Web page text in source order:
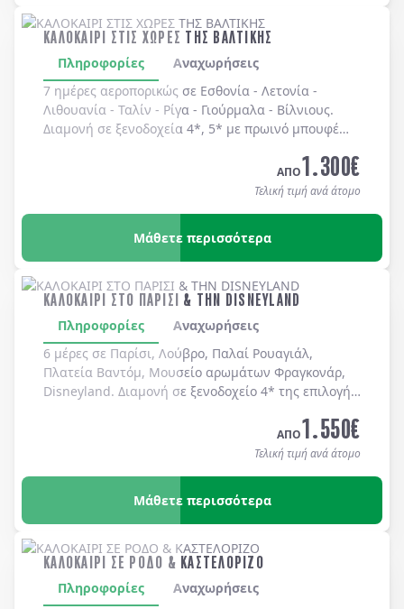
ΚΑΛΟΚΑΙΡΙ ΣΤΙΣ ΧΩΡΕΣ ΤΗΣ ΒΑΛΤΙΚΗΣ
Πληροφορίες
Αναχωρήσεις
7 ημέρες αεροπορικώς σε Εσθονία - Λετονία -
Λιθουανία - Ταλίν - Ρίγα - Γιούρμαλα - Βίλνιους.
Διαμονή σε ξενοδοχεία 4*, 5* με πρωινό μπουφέ
ΑΠΟ1.300€
Τελική τιμή ανά άτομο
Μάθετε περισσότερα
ΚΑΛΟΚΑΙΡΙ ΣΤΟ ΠΑΡΙΣΙ & ΤΗΝ DISNEYLAND
Πληροφορίες
Αναχωρήσεις
6 μέρες σε Παρίσι, Λούβρο, Παλαί Ρουαγιάλ,
Πλατεία Βαντόμ, Μουσείο αρωμάτων Φραγκονάρ,
Disneyland. Διαμονή σε ξενοδοχείo 4* της επιλογής
ΑΠΟ1.550€
Τελική τιμή ανά άτομο
Μάθετε περισσότερα
ΚΑΛΟΚΑΙΡΙ ΣΕ ΡΟΔΟ & ΚΑΣΤΕΛΟΡΙΖΟ
Πληροφορίες
Αναχωρήσεις